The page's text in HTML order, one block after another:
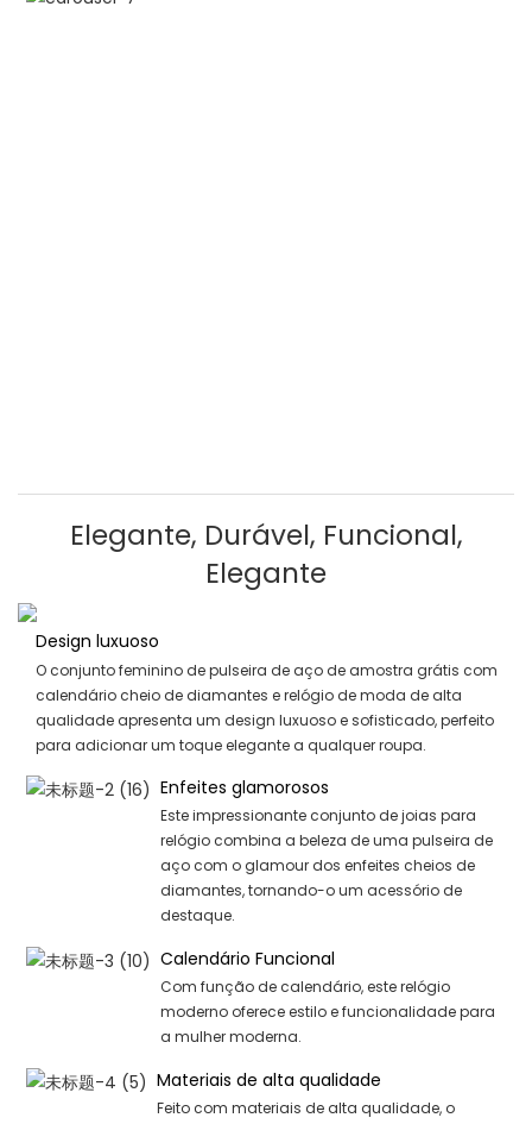
Elegante, Durável, Funcional,
Elegante
Design luxuoso
O conjunto feminino de pulseira de aço de amostra grátis com
calendário cheio de diamantes e relógio de moda de alta
qualidade apresenta um design luxuoso e sofisticado, perfeito
para adicionar um toque elegante a qualquer roupa.
Enfeites glamorosos
Este impressionante conjunto de joias para
relógio combina a beleza de uma pulseira de
aço com o glamour dos enfeites cheios de
diamantes, tornando-o um acessório de
destaque.
Calendário Funcional
Com função de calendário, este relógio
moderno oferece estilo e funcionalidade para
a mulher moderna.
Materiais de alta qualidade
Feito com materiais de alta qualidade, o